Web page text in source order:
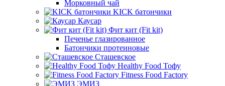
Морковный чай
KICK батончики
Каусар
Фит кит (Fit kit)
Печенье глазированное
Батончики протеиновые
Сташевское
Healthy Food Тофу
Fitness Food Factory
ЭМИЗ